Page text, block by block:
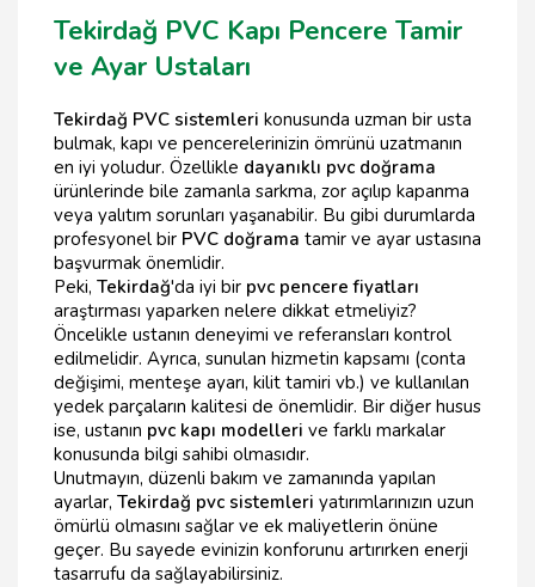
Tekirdağ PVC Kapı Pencere Tamir
ve Ayar Ustaları
Tekirdağ PVC sistemleri konusunda uzman bir usta
bulmak, kapı ve pencerelerinizin ömrünü uzatmanın
en iyi yoludur. Özellikle dayanıklı pvc doğrama
ürünlerinde bile zamanla sarkma, zor açılıp kapanma
veya yalıtım sorunları yaşanabilir. Bu gibi durumlarda
profesyonel bir PVC doğrama tamir ve ayar ustasına
başvurmak önemlidir.
Peki, Tekirdağ'da iyi bir pvc pencere fiyatları
araştırması yaparken nelere dikkat etmeliyiz?
Öncelikle ustanın deneyimi ve referansları kontrol
edilmelidir. Ayrıca, sunulan hizmetin kapsamı (conta
değişimi, menteşe ayarı, kilit tamiri vb.) ve kullanılan
yedek parçaların kalitesi de önemlidir. Bir diğer husus
ise, ustanın pvc kapı modelleri ve farklı markalar
konusunda bilgi sahibi olmasıdır.
Unutmayın, düzenli bakım ve zamanında yapılan
ayarlar, Tekirdağ pvc sistemleri yatırımlarınızın uzun
ömürlü olmasını sağlar ve ek maliyetlerin önüne
geçer. Bu sayede evinizin konforunu artırırken enerji
tasarrufu da sağlayabilirsiniz.